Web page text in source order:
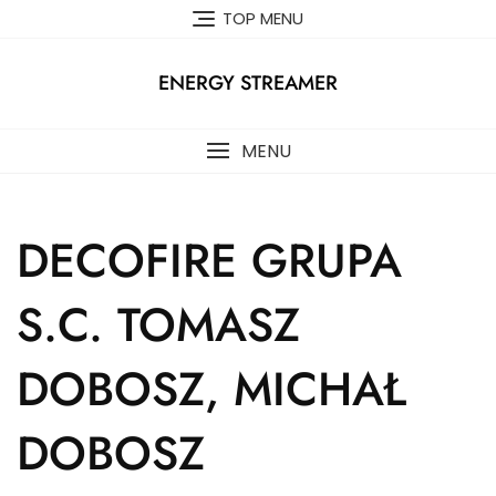
TOP MENU
ENERGY STREAMER
MENU
DECOFIRE GRUPA
S.C. TOMASZ
DOBOSZ, MICHAŁ
DOBOSZ